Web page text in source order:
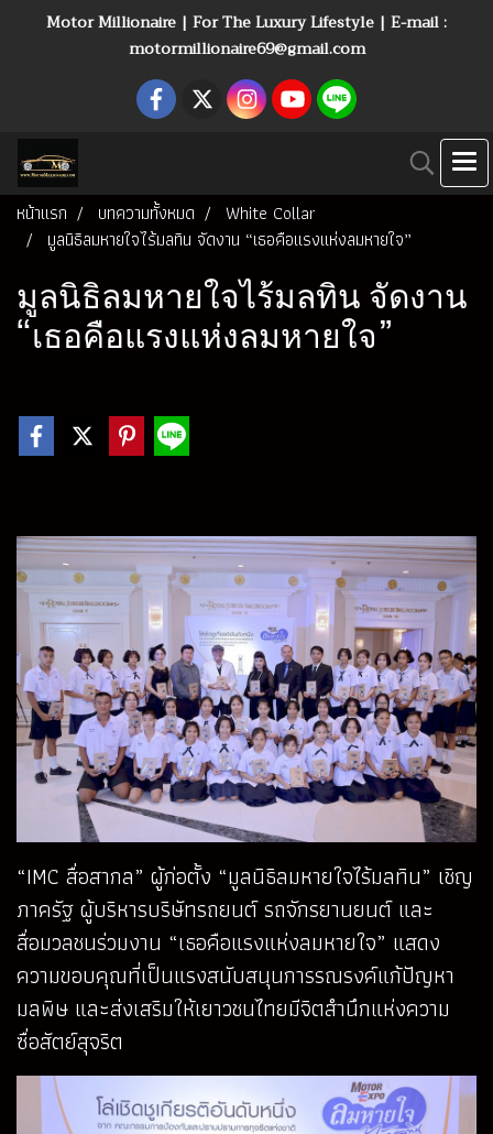
Motor Millionaire | For The Luxury Lifestyle | E-mail :
motormillionaire69@gmail.com
หน้าแรก บทความทั้งหมด
White Collar
มูลนิธิลมหายใจไร้มลทิน จัดงาน “เธอคือแรงแห่งลมหายใจ”
มูลนิธิลมหายใจไร้มลทิน จัดงาน
“เธอคือแรงแห่งลมหายใจ”
“IMC สื่อสากล” ผู้ก่อตั้ง “มูลนิธิลมหายใจไร้มลทิน” เชิญ
ภาครัฐ ผู้บริหารบริษัทรถยนต์ รถจักรยานยนต์ และ
สื่อมวลชนร่วมงาน “เธอคือแรงแห่งลมหายใจ” แสดง
ความขอบคุณที่เป็นแรงสนับสนุนการรณรงค์แก้ปัญหา
มลพิษ และส่งเสริมให้เยาวชนไทยมีจิตสำนึกแห่งความ
ซื่อสัตย์สุจริต